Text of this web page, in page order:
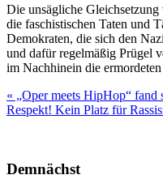
Die unsägliche
die faschistischen Taten und
Demokraten, die sich den
und dafür regelmäßig Prügel
im Nachhinein die
Beitragsnavigation
« „Oper meets HipHop“
Respekt! Kein Platz für
Demnächst